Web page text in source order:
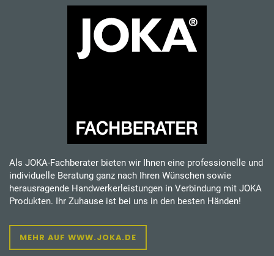
Als JOKA-Fachberater bieten wir Ihnen eine professionelle und
individuelle Beratung ganz nach Ihren Wünschen sowie
herausragende Handwerkerleistungen in Verbindung mit JOKA
Produkten. Ihr Zuhause ist bei uns in den besten Händen!
MEHR AUF WWW.JOKA.DE